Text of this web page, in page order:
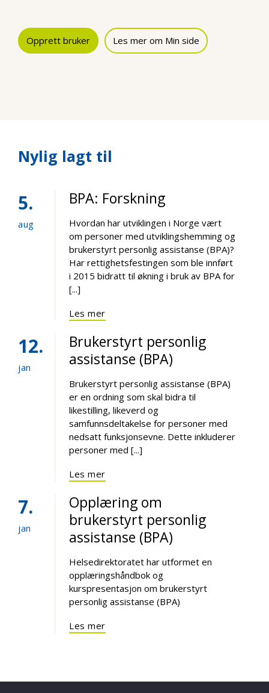
Opprett bruker Les mer om Min side
Nylig lagt til
5
aug
BPA: Forskning
Hvordan har utviklingen i Norge vært
om personer med utviklingshemming og
brukerstyrt personlig assistanse (BPA)?
Har rettighetsfestingen som ble innført
i 2015 bidratt til økning i bruk av BPA for
[...]
Les mer
12
jan
Brukerstyrt personlig
assistanse (BPA)
Brukerstyrt personlig assistanse (BPA)
er en ordning som skal bidra til
likestilling, likeverd og
samfunnsdeltakelse for personer med
nedsatt funksjonsevne. Dette inkluderer
personer med [...]
Les mer
7
jan
Opplæring om
brukerstyrt personlig
assistanse (BPA)
Helsedirektoratet har utformet en
opplæringshåndbok og
kurspresentasjon om brukerstyrt
personlig assistanse (BPA)
Les mer